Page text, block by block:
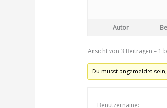
Autor
Ansicht von 3 Beiträgen – 1
Du musst angemeldet
Benutzername: